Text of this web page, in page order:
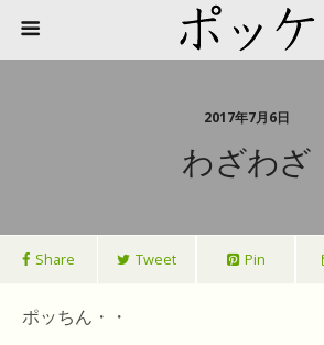
2017年7月6日
わざわざ
Share Tweet Pin
ポッちん・・